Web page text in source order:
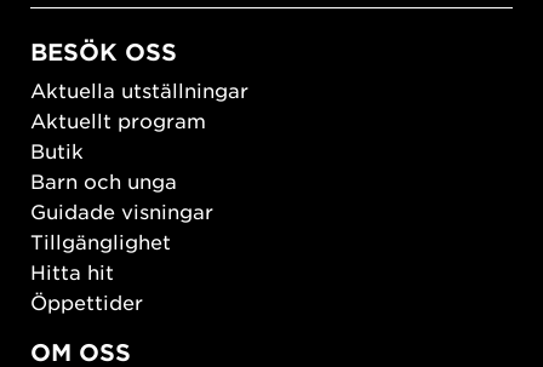
BESÖK OSS
Aktuella utställningar
Aktuellt program
Butik
Barn och unga
Guidade visningar
Tillgänglighet
Hitta hit
Öppettider
OM OSS